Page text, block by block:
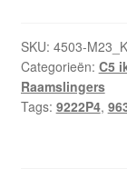
9637541380
9222P4
aantal
SKU: 4503-
Categorieën: C5
Raamslingers
Tags: 9222P4,